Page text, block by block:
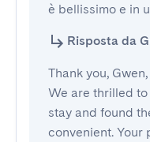
è bellissimo e in
Risposta da
Thank you,
We are thrilled
stay and found
convenient. Your